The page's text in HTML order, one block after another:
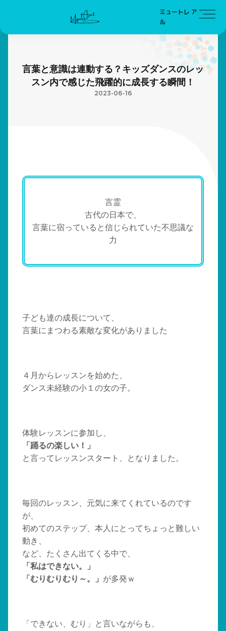
ミュートレ アズー
ル
言葉と意識は連動する？キッズダンスのレッ
スン内で感じた飛躍的に成長する瞬間！
2023-06-16
言霊
古代の日本で、
言葉に宿っていると信じられていた不思議な
力
子ども達の成長について、
言葉にまつわる素敵な変化がありました
４月からレッスンを始めた、
ダンス未経験の小１の女の子。
体験レッスンに参加し、
「踊るの楽しい！」
と言ってレッスンスタート、となりました。
毎回のレッスン、元気に来てくれているのです
が、
初めてのステップ、本人にとってちょっと難しい
動き、
など、たくさん出てくる中で、
「私はできない。」
「むりむりむり～。」 が多発ｗ
「できない、むり」と言いながらも、